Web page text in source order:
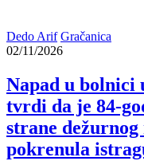
Dedo Arif Gračanica
02/11/2026
Napad u bolnici
tvrdi da je 84-
strane
pokrenula